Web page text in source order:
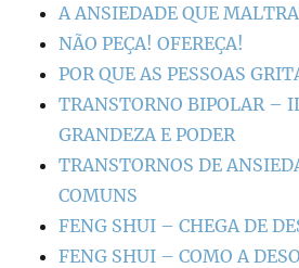
A ANSIEDADE QUE
NÃO PEÇA! OFEREÇA!
POR QUE AS PESSOAS
TRANSTORNO BIPOLAR –
GRANDEZA E PODER
TRANSTORNOS DE
COMUNS
FENG SHUI – CHEGA DE
FENG SHUI – COMO A